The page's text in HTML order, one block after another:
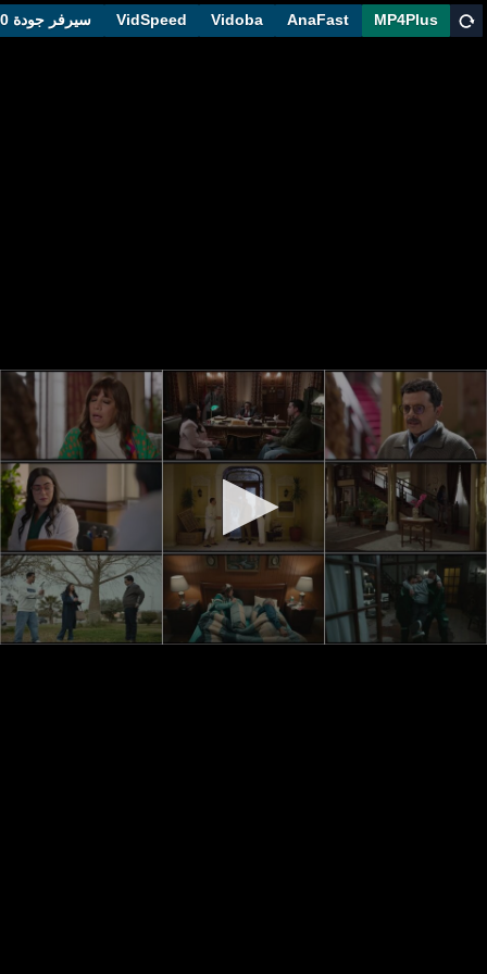
MP4Plus
AnaFast
Vidoba
VidSpeed سيرفر جودة 1080